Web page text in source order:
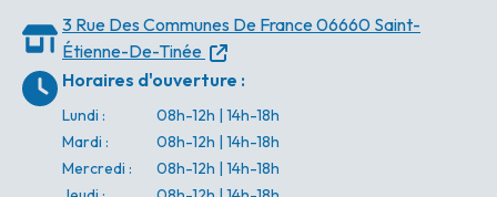
3 Rue Des Communes De France06660 Saint-
Étienne-De-Tinée
Horaires d'ouverture :
Lundi :
08h-12h | 14h-18h
Mardi :
08h-12h | 14h-18h
Mercredi :
08h-12h | 14h-18h